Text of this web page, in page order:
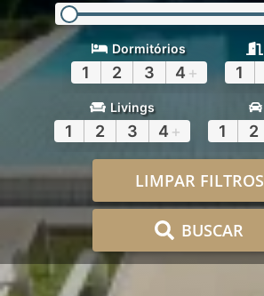
Dormitórios
1 2 3 4 + 1
Livings
1 2 3 4 + 1 2
LIMPAR FILTROS
BUSCAR